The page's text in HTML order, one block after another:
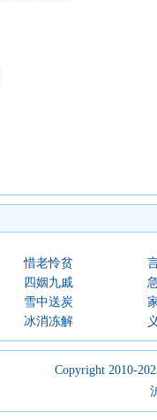
惜老怜贫
四姻九戚
雪中送炭
冰消冻解
Copyright 2010-